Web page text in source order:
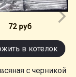
72 руб
в котелок
с черникой